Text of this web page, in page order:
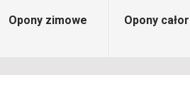
Opony zimowe Opony